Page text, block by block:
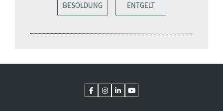
BESOLDUNG ENTGELT